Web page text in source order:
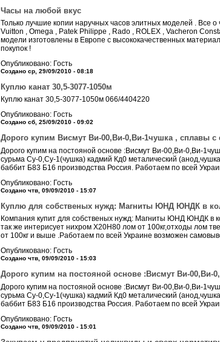
Часы на любой вкус
Только лучшие копии наручных часов элитных моделей . Все
Vuitton , Omega , Patek Philippe , Rado , ROLEX , Vacheron
модели изготовлены в Европе с высококачественных
покупок !
Опубликовано: Гость
Создано ср, 29/09/2010 - 08:18
Куплю канат 30,5-3077-1050м
Куплю канат 30,5-3077-1050м 066/4404220
Опубликовано: Гость
Создано сб, 25/09/2010 - 09:02
Дорого купим Висмут Ви-00,Ви-0,Ви-1чушка , сплавы с
Дорого купим на постояной основе :Висмут Ви-00,Ви-0,Ви-
сурьма Су-0,Су-1(чушка) кадмий Кд0 металический
баббит Б83 Б16 производства Россия. Работаем по всей
Опубликовано: Гость
Создано чтв, 09/09/2010 - 15:07
Куплю для собственых нужд: Магниты ЮНД ЮНДК в
Компания купит для собственых нужд: Магниты ЮНД ЮНДК в
так же интерисует нихром Х20Н80 лом от 100кг,отходы лом
от 100кг и выше .Работаем по всей Украине возможен
Опубликовано: Гость
Создано чтв, 09/09/2010 - 15:03
Дорого купим на постояной основе :Висмут Ви-00,Ви-
Дорого купим на постояной основе :Висмут Ви-00,Ви-0,Ви-
сурьма Су-0,Су-1(чушка) кадмий Кд0 металический
баббит Б83 Б16 производства Россия. Работаем по всей
Опубликовано: Гость
Создано чтв, 09/09/2010 - 15:01